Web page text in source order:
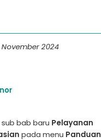
November 2024
bab baru Pelayanan
pada menu Panduan